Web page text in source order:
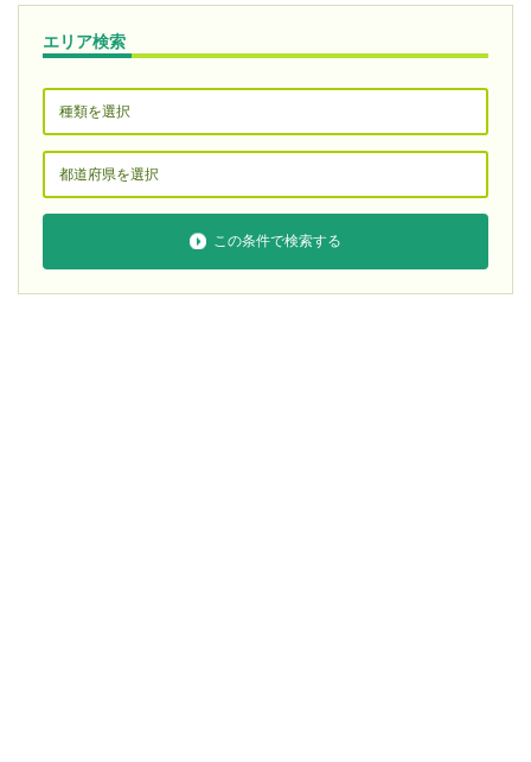
エリア検索
この条件で検索する